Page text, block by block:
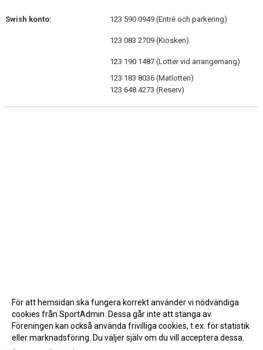
Swish konto: 123 590 0949 (Entré och parkering)
123 083 2709 (Kiosken)
123 190 1487 (Lotter vid arrangemang)
123 183 8036 (Matlotteri)
123 648 4273 (Reserv)
För att hemsidan ska fungera korrekt använder vi nödvändiga
cookies från SportAdmin. Dessa går inte att stänga av.
Föreningen kan också använda frivilliga cookies, t.ex. för statistik
eller marknadsföring. Du väljer själv om du vill acceptera dessa.